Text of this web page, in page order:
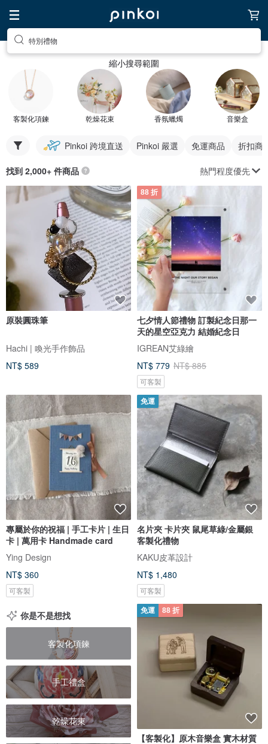
特別禮物
縮小搜尋範圍
客製化項鍊 乾燥花束 香氛蠟燭 音樂盒
Pinkoi 跨境直送 Pinkoi 嚴選 免運商品 折扣商
找到 2,000+ 件商品 熱門程度優先
原裝圓珠筆
Hachi | 喚光手作飾品
NT$ 589
88 折
七夕情人節禮物 訂製紀念日那一
天的星空亞克力 結婚紀念日
IGREAN艾綠繪
NT$ 779 NT$ 885
可客製
專屬於你的祝福 | 手工卡片 | 生日
卡 | 萬用卡 Handmade card
Ying Design
NT$ 360
可客製
免運
名片夾 卡片夾 鼠尾草綠/金屬銀
客製化禮物
KAKU皮革設計
NT$ 1,480
可客製
你是不是想找
客製化項鍊
手工禮盒
乾燥花束
免運 88 折
【客製化】原木音樂盒 實木材質